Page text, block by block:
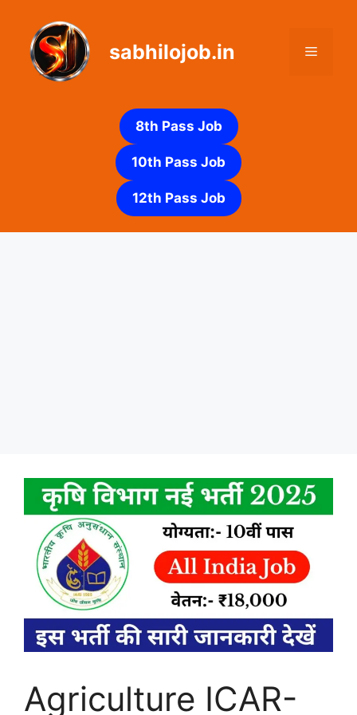
content
sabhilojob.in Menu
8th Pass Job
10th Pass Job
12th Pass Job
Agriculture ICAR-